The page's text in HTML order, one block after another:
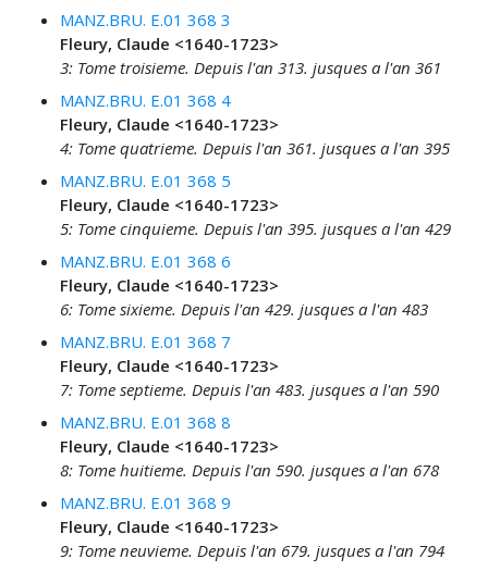
MANZ.BRU. E.01 368 3
Fleury, Claude <1640-1723>
3: Tome troisieme. Depuis l'an 313. jusques a l'an 361
MANZ.BRU. E.01 368 4
Fleury, Claude <1640-1723>
4: Tome quatrieme. Depuis l'an 361. jusques a l'an 395
MANZ.BRU. E.01 368 5
Fleury, Claude <1640-1723>
5: Tome cinquieme. Depuis l'an 395. jusques a l'an 429
MANZ.BRU. E.01 368 6
Fleury, Claude <1640-1723>
6: Tome sixieme. Depuis l'an 429. jusques a l'an 483
MANZ.BRU. E.01 368 7
Fleury, Claude <1640-1723>
7: Tome septieme. Depuis l'an 483. jusques a l'an 590
MANZ.BRU. E.01 368 8
Fleury, Claude <1640-1723>
8: Tome huitieme. Depuis l'an 590. jusques a l'an 678
MANZ.BRU. E.01 368 9
Fleury, Claude <1640-1723>
9: Tome neuvieme. Depuis l'an 679. jusques a l'an 794